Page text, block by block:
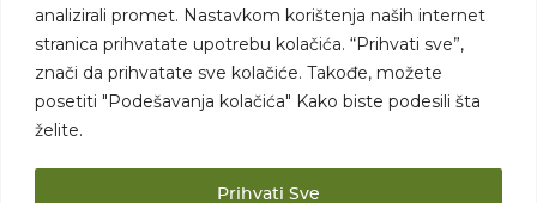
analizirali promet. Nastavkom korištenja naših internet
stranica prihvatate upotrebu kolačića. “Prihvati sve”,
znači da prihvatate sve kolačiće. Takođe, možete
posetiti "Podešavanja kolačića" Kako biste podesili šta
želite.
Prihvati Sve
Kontakt
Kontakt